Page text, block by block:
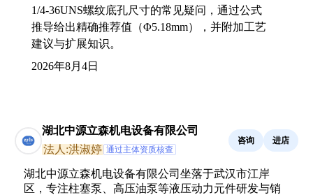
1/4-36UNS螺纹底孔尺寸的常见疑问，通过公式
推导给出精确推荐值（Φ5.18mm），并附加工艺
建议与扩展知识。
2026年8月4日
湖北中源立森机电设备有限公司
法人:洪淑婷 通过主体资质核查
咨询 进店
湖北中源立森机电设备有限公司坐落于武汉市江岸
区，专注柱塞泵、高压油泵等液压动力元件研发与销